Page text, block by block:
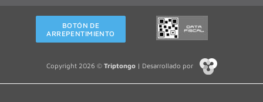
BOTÓN DE
ARREPENTIMIENTO
Copyright 2026 © Triptongo| Desarrollado por